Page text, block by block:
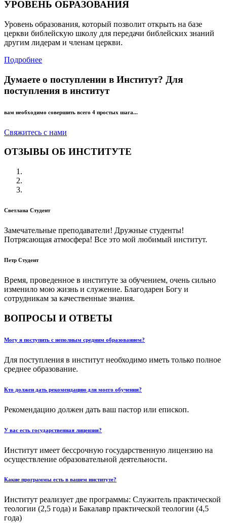
УРОВЕНЬ ОБРАЗОВАНИЯ
Уровень образования, который позволит открыть на базе
церкви библейскую школу для передачи библейских знаний
другим лидерам и членам церкви.
Подробнее
Думаете о поступлении в Институт? Для
поступления в институт
вам необходимо совершить всего 4 простых шага...
Свяжитесь с нами
ОТЗЫВЫ ОБ ИНСТИТУТЕ
Светлана Студент
Замечательные преподаватели! Дружные студенты!
Потрясающая атмосфера! Все это мой любимый институт.
Петр Студент
Время, проведенное в институте за обучением, очень сильно
изменило мою жизнь и служение. Благодарен Богу и
сотрудникам за качественные знания.
ВОПРОСЫ И ОТВЕТЫ
Могу я поступить с неполным средним образованием?
Для поступления в институт необходимо иметь только полное
среднее образование.
Кто должен дать рекомендацию для моего обучения?
Рекомендацию должен дать ваш пастор или епископ.
У вас есть государственная лицензия?
Институт имеет бессрочную государственную лицензию на
осуществление образовательной деятельности.
Какие программы есть в вашем институте?
Институт реализует две программы: Служитель практической
теологии (2,5 года) и Бакалавр практической теологии (4,5
года)